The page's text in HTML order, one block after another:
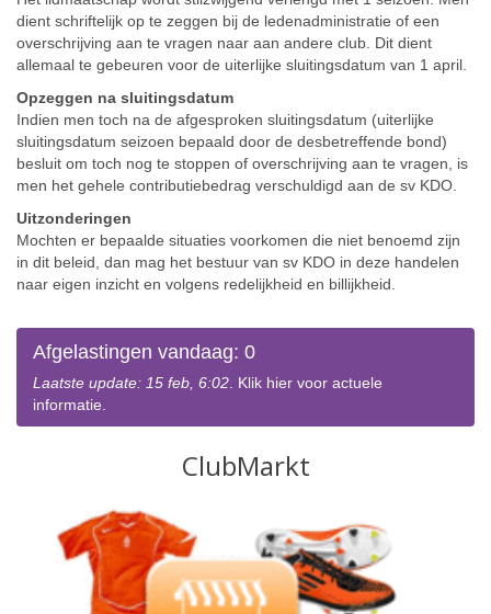
dient schriftelijk op te zeggen bij de ledenadministratie of een
overschrijving aan te vragen naar aan andere club. Dit dient
allemaal te gebeuren voor de uiterlijke sluitingsdatum van 1 april.
Opzeggen na sluitingsdatum
Indien men toch na de afgesproken sluitingsdatum (uiterlijke
sluitingsdatum seizoen bepaald door de desbetreffende bond)
besluit om toch nog te stoppen of overschrijving aan te vragen, is
men het gehele contributiebedrag verschuldigd aan de sv KDO.
Uitzonderingen
Mochten er bepaalde situaties voorkomen die niet benoemd zijn
in dit beleid, dan mag het bestuur van sv KDO in deze handelen
naar eigen inzicht en volgens redelijkheid en billijkheid.
Afgelastingen vandaag: 0
Laatste update: 15 feb, 6:02. Klik hier voor actuele
informatie.